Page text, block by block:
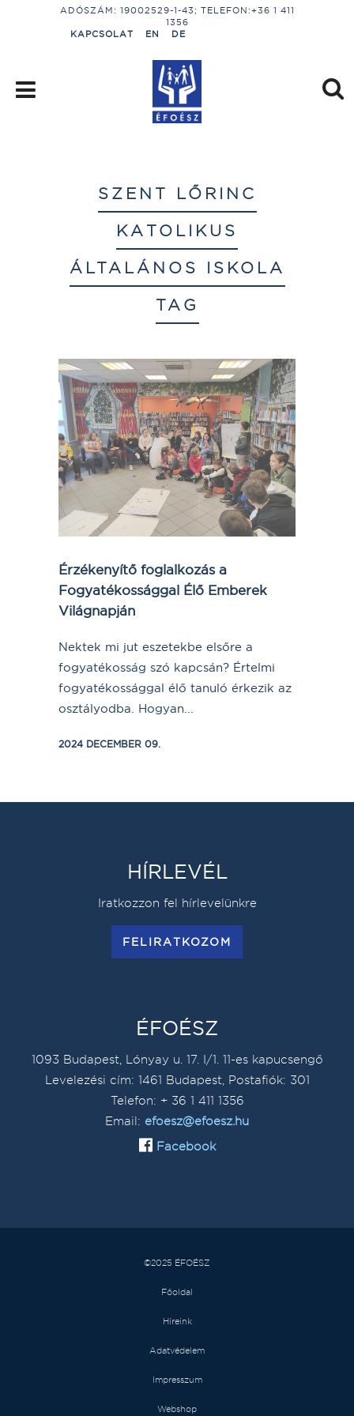
ADÓSZÁM: 19002529-1-43; TELEFON:+36 1 411
1356
KAPCSOLAT
EN DE
SZENT LŐRINC
KATOLIKUS
ÁLTALÁNOS ISKOLA
TAG
Érzékenyítő foglalkozás a
Fogyatékossággal Élő Emberek
Világnapján
Nektek mi jut eszetekbe elsőre a
fogyatékosság szó kapcsán? Értelmi
fogyatékossággal élő tanuló érkezik az
osztályodba. Hogyan...
2024 DECEMBER 09.
HÍRLEVÉL
Iratkozzon fel hírlevelünkre
FELIRATKOZOM
ÉFOÉSZ
1093 Budapest, Lónyay u. 17. I/1. 11-es kapucsengő
Levelezési cím: 1461 Budapest, Postafiók: 301
Telefon: + 36 1 411 1356
Email: efoesz@efoesz.hu
Facebook
©2025 ÉFOÉSZ
Főoldal
Híreink
Adatvédelem
Impresszum
Webshop